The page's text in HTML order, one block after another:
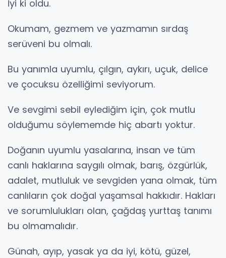
İyi ki oldu.
Okumam, gezmem ve yazmamın sırdaş
serüveni bu olmalı.
Bu yanımla uyumlu, çılgın, aykırı, uçuk, delice
ve çocuksu özelliğimi seviyorum.
Ve sevgimi sebil eylediğim için, çok mutlu
olduğumu söylememde hiç abartı yoktur.
Doğanın uyumlu yasalarına, insan ve tüm
canlı haklarına saygılı olmak, barış, özgürlük,
adalet, mutluluk ve sevgiden yana olmak, tüm
canlıların çok doğal yaşamsal hakkıdır. Hakları
ve sorumlulukları olan, çağdaş yurttaş tanımı
bu olmamalıdır.
Günah, ayıp, yasak ya da iyi, kötü, güzel,